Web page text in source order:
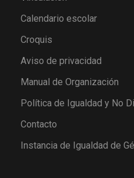
Calendario escolar
Croquis
Aviso de privacidad
Manual de Organización
Política de Igualdad y No
Contacto
Instancia de Igualdad de